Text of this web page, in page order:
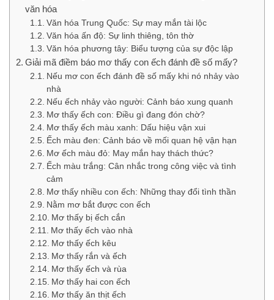
văn hóa
Văn hóa Trung Quốc: Sự may mắn tài lộc
Văn hóa ấn độ: Sự linh thiêng, tôn thờ
Văn hóa phương tây: Biểu tượng của sự độc lập
Giải mã điềm báo mơ thấy con ếch đánh đề số mấy?
Nếu mơ con ếch đánh đề số mấy khi nó nhảy vào
nhà
Nếu ếch nhảy vào người: Cảnh báo xung quanh
Mơ thấy ếch con: Điều gì đang đón chờ?
Mơ thấy ếch màu xanh: Dấu hiệu vận xui
Ếch màu đen: Cảnh báo về mối quan hệ vận hạn
Mơ ếch màu đỏ: May mắn hay thách thức?
Ếch màu trắng: Cân nhắc trong công việc và tình
cảm
Mơ thấy nhiều con ếch: Những thay đổi tình thần
Nằm mơ bắt được con ếch
Mơ thấy bị ếch cắn
Mơ thấy ếch vào nhà
Mơ thấy ếch kêu
Mơ thấy rắn và ếch
Mơ thấy ếch và rùa
Mơ thấy hai con ếch
Mơ thấy ăn thịt ếch